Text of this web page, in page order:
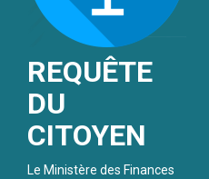
REQUÊTE
DU
CITOYEN
Le Ministère des Finances